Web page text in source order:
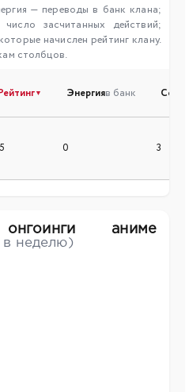
— переводы в банк клана;
засчитанных действий;
начислен рейтинг клану.
столбцов.
▼ Энергияв банк Серии
0 3
аниме
в неделю)